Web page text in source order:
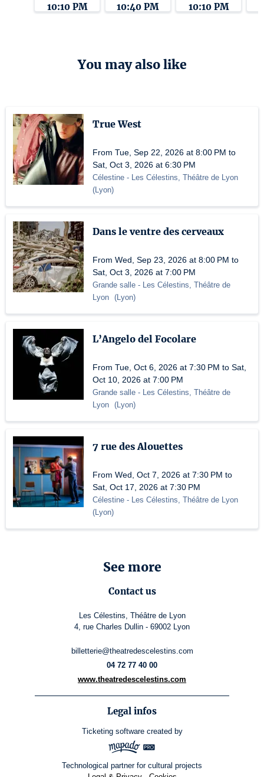
10:10 PM
10:40 PM
10:10 PM
You may also like
True West
From Tue, Sep 22, 2026 at 8:00 PM to
Sat, Oct 3, 2026 at 6:30 PM
Célestine - Les Célestins, Théâtre de Lyon
(Lyon)
Dans le ventre des cerveaux
From Wed, Sep 23, 2026 at 8:00 PM to
Sat, Oct 3, 2026 at 7:00 PM
Grande salle - Les Célestins, Théâtre de
Lyon (Lyon)
L’Angelo del Focolare
From Tue, Oct 6, 2026 at 7:30 PM to Sat,
Oct 10, 2026 at 7:00 PM
Grande salle - Les Célestins, Théâtre de
Lyon (Lyon)
7 rue des Alouettes
From Wed, Oct 7, 2026 at 7:30 PM to
Sat, Oct 17, 2026 at 7:30 PM
Célestine - Les Célestins, Théâtre de Lyon
(Lyon)
See more
Contact us
Les Célestins, Théâtre de Lyon
4, rue Charles Dullin - 69002 Lyon
billetterie@theatredescelestins.com
04 72 77 40 00
www.theatredescelestins.com
Legal infos
Ticketing software created by
Technological partner for cultural projects